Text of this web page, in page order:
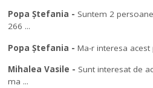
Popa Ștefania - Suntem 2
266 ...
Popa Ștefania -Ma-r interesa
Mihalea Vasile - Sunt interesat de
ma ...